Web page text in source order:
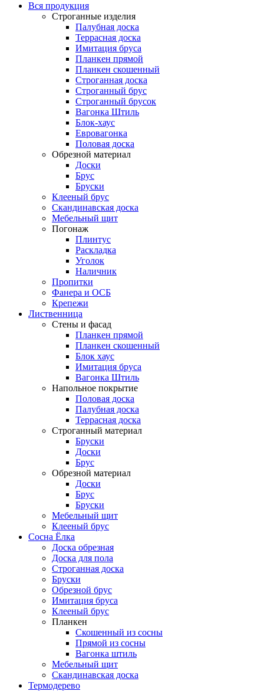
Вся продукция
Строганные изделия
Палубная доска
Террасная доска
Имитация бруса
Планкен прямой
Планкен скошенный
Строганная доска
Строганный брус
Строганный брусок
Вагонка Штиль
Блок-хаус
Евровагонка
Половая доска
Обрезной материал
Доски
Брус
Бруски
Клееный брус
Скандинавская доска
Мебельный щит
Погонаж
Плинтус
Раскладка
Уголок
Наличник
Пропитки
Фанера и ОСБ
Крепежи
Лиственница
Стены и фасад
Планкен прямой
Планкен скошенный
Блок хаус
Имитация бруса
Вагонка Штиль
Напольное покрытие
Половая доска
Палубная доска
Террасная доска
Строганный материал
Бруски
Доски
Брус
Обрезной материал
Доски
Брус
Бруски
Мебельный щит
Клееный брус
Сосна Ёлка
Доска обрезная
Доска для пола
Строганная доска
Бруски
Обрезной брус
Имитация бруса
Клееный брус
Планкен
Скошенный из сосны
Прямой из сосны
Вагонка штиль
Мебельный щит
Скандинавская доска
Термодерево